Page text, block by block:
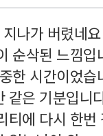
나가 버렸네
순삭된 느낌
한 시간이었
같은 기분입니
티에 다시 한